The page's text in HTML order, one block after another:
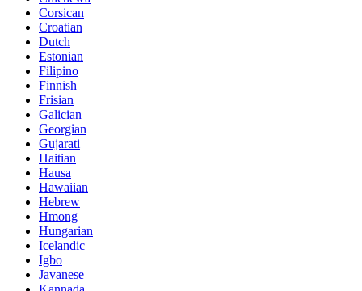
Corsican
Croatian
Dutch
Estonian
Filipino
Finnish
Frisian
Galician
Georgian
Gujarati
Haitian
Hausa
Hawaiian
Hebrew
Hmong
Hungarian
Icelandic
Igbo
Javanese